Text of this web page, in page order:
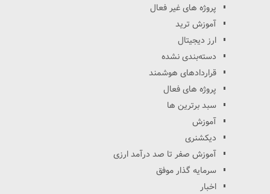
پروژه های غیر فعال
آموزش ترید
ارز دیجیتال
دسته‌بندی نشده
قراردادهای هوشمند
پروژه های فعال
سبد برترین ها
آموزش
دیکشنری
آموزش صفر تا صد درآمد ارزی
سرمایه گذار موفق
اخبار